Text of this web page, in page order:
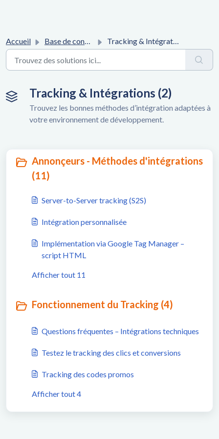
Accueil Base de connaissances Tracking & Intégrations
Tracking & Intégrations (2)
Trouvez les bonnes méthodes d’intégration adaptées à
votre environnement de développement.
Annonçeurs - Méthodes d'intégrations
(11)
Server-to-Server tracking (S2S)
Intégration personnalisée
Implémentation via Google Tag Manager –
script HTML
Afficher tout 11
Fonctionnement du Tracking (4)
Questions fréquentes – Intégrations techniques
Testez le tracking des clics et conversions
Tracking des codes promos
Afficher tout 4